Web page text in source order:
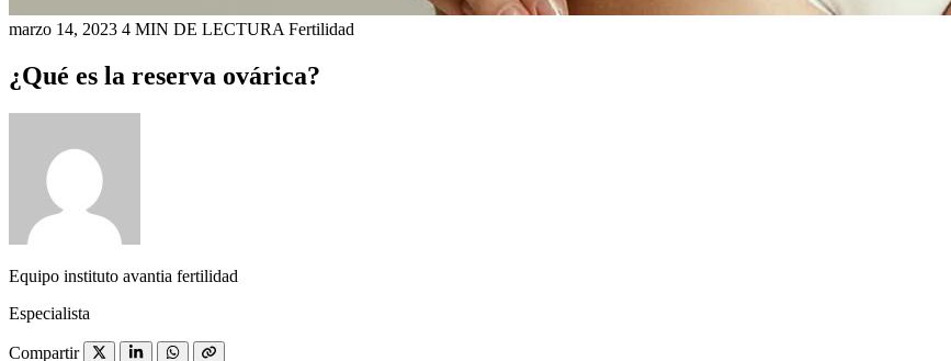
marzo 14, 2023 4 MIN DE LECTURA Fertilidad
¿Qué es la reserva ovárica?
Equipo instituto avantia fertilidad
Especialista
Compartir